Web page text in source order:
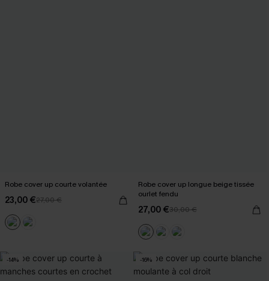
Robe cover up courte volantée
23,00 €27,00 €
Robe cover up longue beige tissée
ourlet fendu
27,00 €30,00 €
-14% -16%